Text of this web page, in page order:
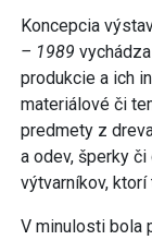
Koncepcia
– 1989
produkcie a ich
materiálové či
predmety z
a odev, šperky
výtvarníkov,
V minulosti bola